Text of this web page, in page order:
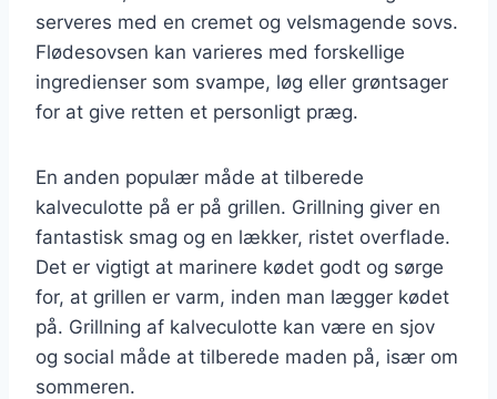
serveres med en cremet og velsmagende sovs.
Flødesovsen kan varieres med forskellige
ingredienser som svampe, løg eller grøntsager
for at give retten et personligt præg.
En anden populær måde at tilberede
kalveculotte på er på grillen. Grillning giver en
fantastisk smag og en lækker, ristet overflade.
Det er vigtigt at marinere kødet godt og sørge
for, at grillen er varm, inden man lægger kødet
på. Grillning af kalveculotte kan være en sjov
og social måde at tilberede maden på, især om
sommeren.